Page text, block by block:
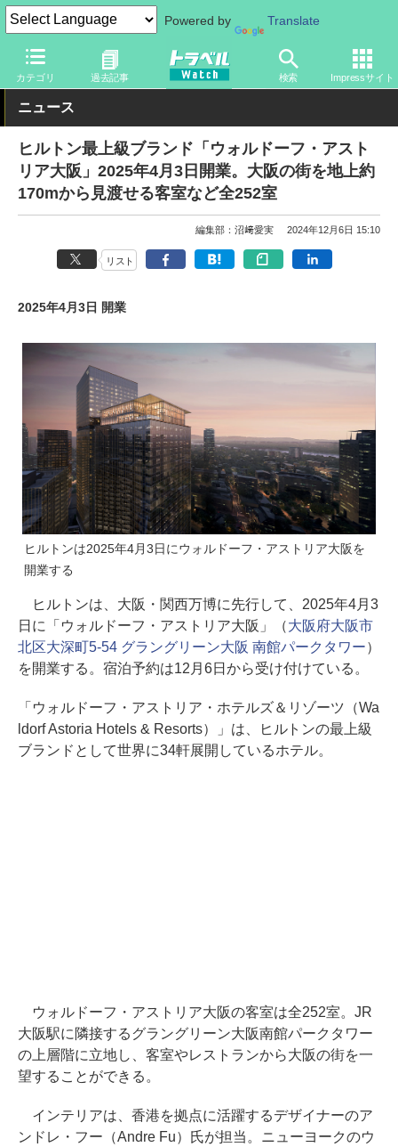
Powered by Translate
カテゴリ 過去記事 検索 Impressサイト
トラベル Watch 旅の情報 ホテル・旅館
ニュース
ヒルトン最上級ブランド「ウォルドーフ・アスト
リア大阪」2025年4月3日開業。大阪の街を地上約
170mから見渡せる客室など全252室
編集部：沼﨑愛実 2024年12月6日 15:10
リスト
2025年4月3日 開業
ヒルトンは2025年4月3日にウォルドーフ・アストリア大阪を
開業する
ヒルトンは、大阪・関西万博に先行して、2025年4月3
日に「ウォルドーフ・アストリア大阪」（大阪府大阪市
北区大深町5-54 グラングリーン大阪 南館パークタワー）
を開業する。宿泊予約は12月6日から受け付けている。
「ウォルドーフ・アストリア・ホテルズ＆リゾーツ（Wa
ldorf Astoria Hotels & Resorts）」は、ヒルトンの最上級
ブランドとして世界に34軒展開しているホテル。
ウォルドーフ・アストリア大阪の客室は全252室。JR
大阪駅に隣接するグラングリーン大阪南館パークタワー
の上層階に立地し、客室やレストランから大阪の街を一
望することができる。
インテリアは、香港を拠点に活躍するデザイナーのア
ンドレ・フー（Andre Fu）氏が担当。ニューヨークのウ